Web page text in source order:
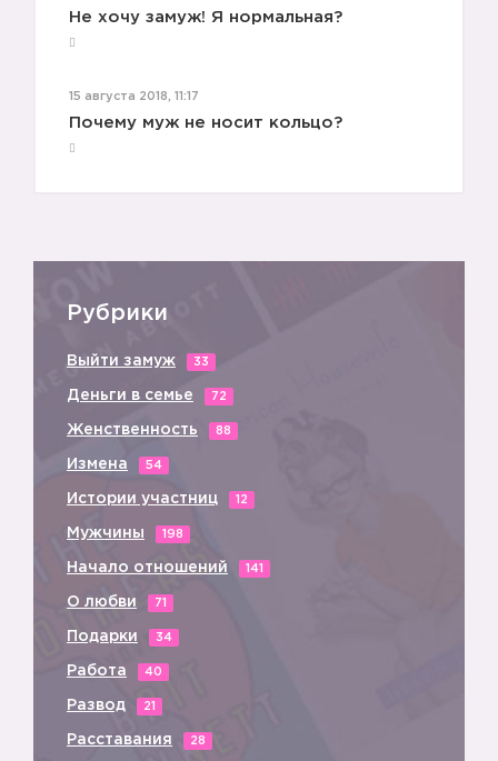
👨🏼
Не хочу замуж! Я нормальная?
15 августа 2018, 11:17
Почему муж не носит кольцо?
Рубрики
Выйти замуж 33
Деньги в семье 72
Женственность 88
Измена 54
Истории участниц 12
Мужчины 198
Начало отношений 141
О любви 71
Подарки 34
Работа 40
Развод 21
Расставания 28